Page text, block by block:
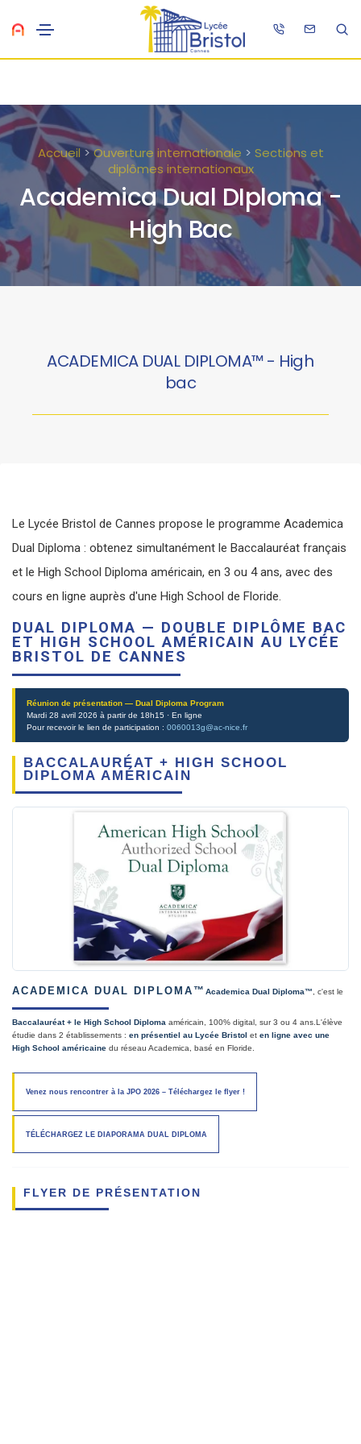
Accueil>Ouverture internationale > Sections et
diplômes internationaux
Academica Dual DIploma -
High Bac
ACADEMICA DUAL DIPLOMA™ - High
bac
Le Lycée Bristol de Cannes propose le programme Academica
Dual Diploma : obtenez simultanément le Baccalauréat français
et le High School Diploma américain, en 3 ou 4 ans, avec des
cours en ligne auprès d'une High School de Floride.
DUAL DIPLOMA — DOUBLE DIPLÔME BAC
ET HIGH SCHOOL AMÉRICAIN AU LYCÉE
BRISTOL DE CANNES
Réunion de présentation — Dual Diploma Program
Mardi 28 avril 2026 à partir de 18h15 · En ligne
Pour recevoir le lien de participation : 0060013g@ac-nice.fr
BACCALAURÉAT + HIGH SCHOOL
DIPLOMA AMÉRICAIN
ACADEMICA DUAL DIPLOMA™ Academica Dual Diploma™ , c'est le
Baccalauréat + le High School Diploma américain, 100% digital, sur 3 ou 4 ans.L'élève
étudie dans 2 établissements : en présentiel au Lycée Bristol et en ligne avec une
High School américaine du réseau Academica, basé en Floride.
Venez nous rencontrer à la JPO 2026 – Téléchargez le flyer !
TÉLÉCHARGEZ LE DIAPORAMA DUAL DIPLOMA
FLYER DE PRÉSENTATION